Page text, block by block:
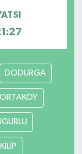
DODURGA
ORTAKÖY